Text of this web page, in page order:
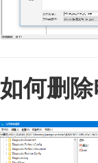
如何删